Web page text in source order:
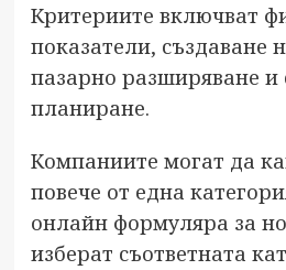
Критериите включват
показатели, създаване
пазарно разширяване и
планиране.
Компаниите могат да
повече от една
онлайн формуляра за
изберат съответната